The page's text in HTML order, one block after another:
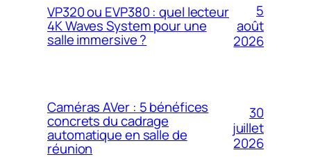
VP320 ou EVP380 : quel lecteur
4K Waves System pour une
salle immersive ?
5
août
2026
Caméras AVer : 5 bénéfices
concrets du cadrage
automatique en salle de
réunion
30
juillet
2026